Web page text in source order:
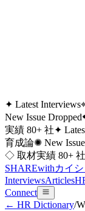
✦ Latest Interviews
New Issue Dropped
実績 80+ 社✦
育成論✺ New
◇ 取材実績 80+ 社
SHAREwithカイ
InterviewsArticles
Connect
← HR Dictionary/